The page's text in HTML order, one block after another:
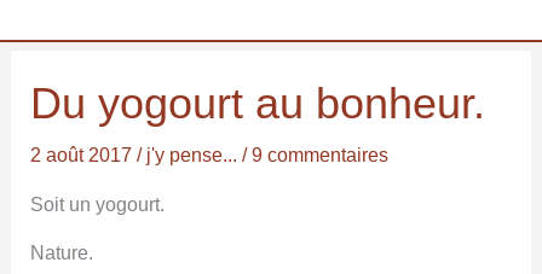
principal
Du yogourt au bonheur.
2 août 2017/ j'y pense... /9 commentaires
Soit un yogourt.
Nature.